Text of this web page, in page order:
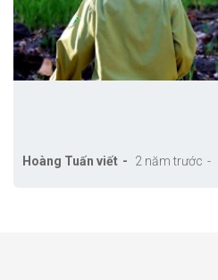
Hoàng Tuấn viết 2 năm trước